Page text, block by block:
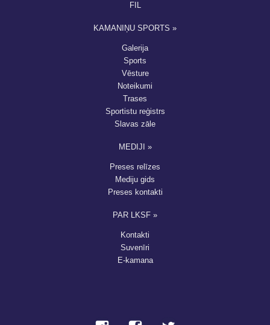
FIL
KAMANIŅU SPORTS »
Galerija
Sports
Vēsture
Noteikumi
Trases
Sportistu reģistrs
Slavas zāle
MEDIJI »
Preses relīzes
Mediju gids
Preses kontakti
PAR LKSF »
Kontakti
Suvenīri
E-kamana